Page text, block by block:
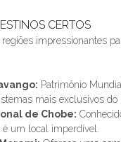
CERTOS
impressionantes
Patrimônio
mais exclusivos do
de Chobe:
é um local imperdível.